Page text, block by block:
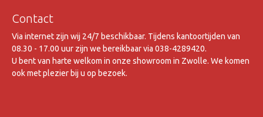
Contact
Via internet zijn wij 24/7 beschikbaar. Tijdens kantoortijden van
08.30 - 17.00 uur zijn we bereikbaar via 038-4289420.
U bent van harte welkom in onze showroom in Zwolle. We komen
ook met plezier bij u op bezoek.